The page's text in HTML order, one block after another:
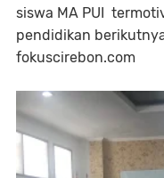
siswa MA PUI
pendidikan
fokuscirebon.com